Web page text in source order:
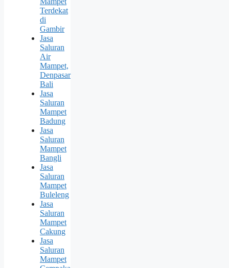
Terdekat
di
Gambir
Jasa
Saluran
Air
Mampet,
Denpasar
Bali
Jasa
Saluran
Mampet
Badung
Jasa
Saluran
Mampet
Bangli
Jasa
Saluran
Mampet
Buleleng
Jasa
Saluran
Mampet
Cakung
Jasa
Saluran
Mampet